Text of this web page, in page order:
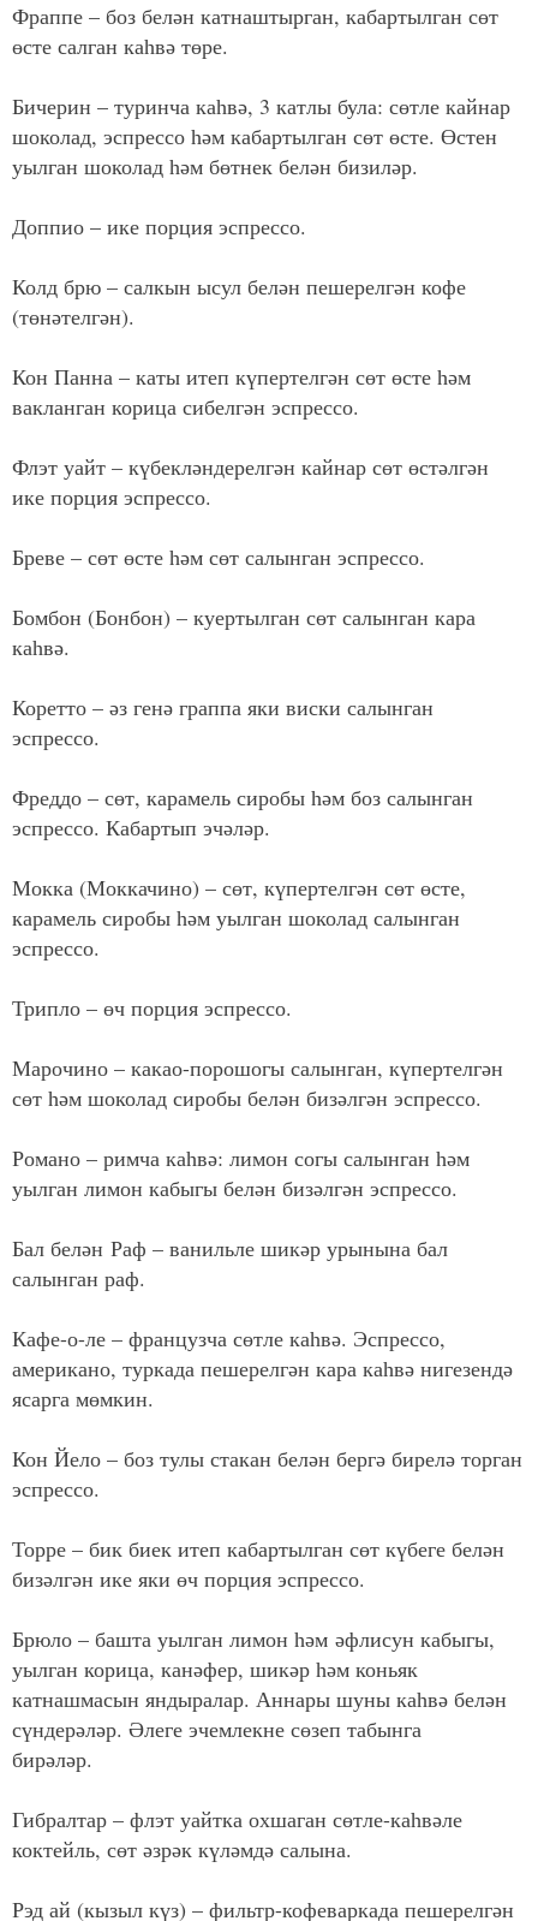
Фраппе – боз белән катнаштырган, кабартылган сөт
өсте салган каһвә төре.
Бичерин – туринча каһвә, 3 катлы була: сөтле кайнар
шоколад, эспрессо һәм кабартылган сөт өсте. Өстен
уылган шоколад һәм бөтнек белән бизиләр.
Доппио – ике порция эспрессо.
Колд брю – салкын ысул белән пешерелгән кофе
(төнәтелгән).
Кон Панна – каты итеп күпертелгән сөт өсте һәм
вакланган корица сибелгән эспрессо.
Флэт уайт – күбекләндерелгән кайнар сөт өстәлгән
ике порция эспрессо.
Бреве – сөт өсте һәм сөт салынган эспрессо.
Бомбон (Бонбон) – куертылган сөт салынган кара
каһвә.
Коретто – әз генә граппа яки виски салынган
эспрессо.
Фреддо – сөт, карамель сиробы һәм боз салынган
эспрессо. Кабартып эчәләр.
Мокка (Моккачино) – сөт, күпертелгән сөт өсте,
карамель сиробы һәм уылган шоколад салынган
эспрессо.
Трипло – өч порция эспрессо.
Марочино – какао-порошогы салынган, күпертелгән
сөт һәм шоколад сиробы белән бизәлгән эспрессо.
Романо – римча каһвә: лимон согы салынган һәм
уылган лимон кабыгы белән бизәлгән эспрессо.
Бал белән Раф – ванильле шикәр урынына бал
салынган раф.
Кафе-о-ле – французча сөтле каһвә. Эспрессо,
американо, туркада пешерелгән кара каһвә нигезендә
ясарга мөмкин.
Кон Йело – боз тулы стакан белән бергә бирелә торган
эспрессо.
Торре – бик биек итеп кабартылган сөт күбеге белән
бизәлгән ике яки өч порция эспрессо.
Брюло – башта уылган лимон һәм әфлисун кабыгы,
уылган корица, канәфер, шикәр һәм коньяк
катнашмасын яндыралар. Аннары шуны каһвә белән
сүндерәләр. Әлеге эчемлекне сөзеп табынга
бирәләр.
Гибралтар – флэт уайтка охшаган сөтле-каһвәле
коктейль, сөт әзрәк күләмдә салына.
Рэд ай (кызыл күз) – фильтр-кофеваркада пешерелгән